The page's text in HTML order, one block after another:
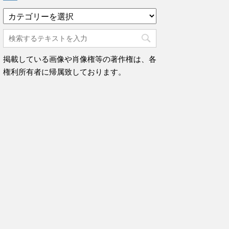
テ
ゴ
リ
ー
掲載している画像や肖像権等の著作権は、各
権利所有者に帰属致しております。